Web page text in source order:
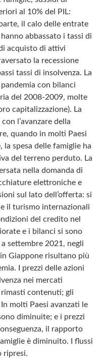
al 10% del PIL:
il calo delle entrate
abbassato i tassi di
acquisto di attivi
la recessione
tassi di insolvenza. La
con bilanci
del 2008‑2009, molte
capitalizzazione). La
l’avanzare della
quando in molti Paesi
la spesa delle famiglie ha
del terreno perduto. La
nella domanda di
elettroniche e
sul lato dell’offerta: si
il turismo internazionali
del credito nel
e i bilanci si sono
settembre 2021, negli
Giappone risultano più
I prezzi delle azioni
nei mercati
contenuti; gli
molti Paesi avanzati le
diminuite; e i prezzi
il rapporto
è diminuito. I flussi
ripresi.